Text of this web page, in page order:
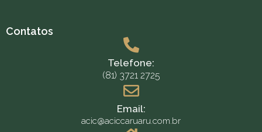
Contatos
Telefone:
(81) 3721 2725
Email:
acic@aciccaruaru.com.br